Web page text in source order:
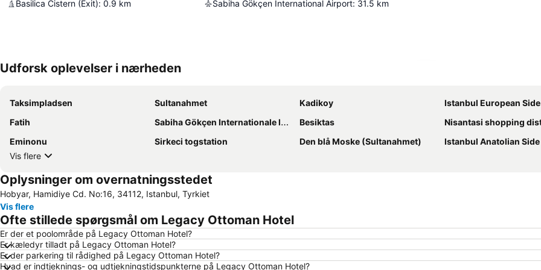
Basilica Cistern (Exit): 0.9 km Sabiha Gökçen International Airport: 31.5 km
Udforsk oplevelser i nærheden
Taksimpladsen Sultanahmet Kadikoy
Istanbul European Side
Fatih
Sabiha Gökçen Internationale lufthavn Besiktas
Nisantasi shopping
Eminonu
Sirkeci togstation Den blå Moske (Sultanahmet)
Istanbul Anatolian Side
Vis flere
Oplysninger om overnatningsstedet
Hobyar, Hamidiye Cd. No:16, 34112, Istanbul, Tyrkiet
Vis flere
Ofte stillede spørgsmål om Legacy Ottoman Hotel
Er der et poolområde på Legacy Ottoman Hotel?
Er kæledyr tilladt på Legacy Ottoman Hotel?
Er der parkering til rådighed på Legacy Ottoman Hotel?
Hvad er indtjeknings- og udtjekningstidspunkterne på Legacy Ottoman Hotel?